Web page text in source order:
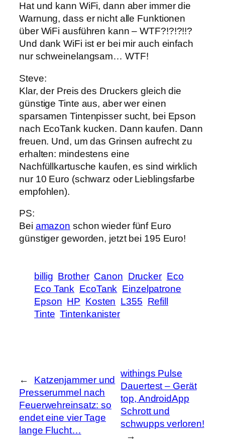
Hat und kann WiFi, dann aber immer die
Warnung, dass er nicht alle Funktionen
über WiFi ausführen kann – WTF?!?!?!!?
Und dank WiFi ist er bei mir auch einfach
nur schweinelangsam… WTF!
Steve:
Klar, der Preis des Druckers gleich die
günstige Tinte aus, aber wer einen
sparsamen Tintenpisser sucht, bei Epson
nach EcoTank kucken. Dann kaufen. Dann
freuen. Und, um das Grinsen aufrecht zu
erhalten: mindestens eine
Nachfüllkartusche kaufen, es sind wirklich
nur 10 Euro (schwarz oder Lieblingsfarbe
empfohlen).
PS:
Bei amazon schon wieder fünf Euro
günstiger geworden, jetzt bei 195 Euro!
billig Brother Canon Drucker Eco
Eco Tank EcoTank Einzelpatrone
Epson HP Kosten L355 Refill
Tinte Tintenkanister
←
Katzenjammer und
Presserummel nach
Feuerwehreinsatz: so
endet eine vier Tage
lange Flucht…
withings Pulse
Dauertest – Gerät
top, AndroidApp
Schrott und
schwupps verloren!
→